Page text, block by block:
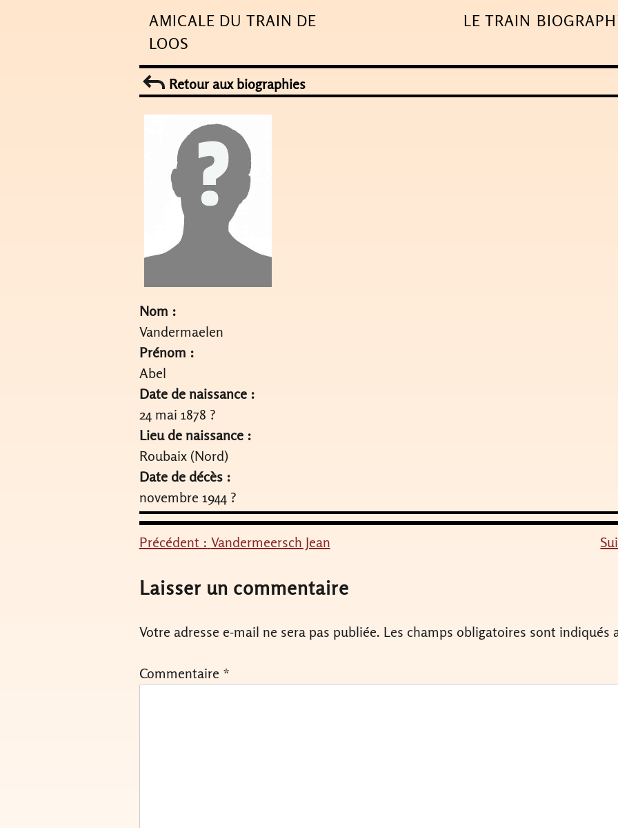
to
content
AMICALE DU TRAIN DE
LOOS
LE TRAIN
Retour aux biographies
Nom :
Vandermaelen
Prénom :
Abel
Date de naissance :
24 mai 1878 ?
Lieu de naissance :
Roubaix (Nord)
Date de décès :
novembre 1944 ?
Navigation
de
Précédent : Vandermeersch Jean
Laisser un commentaire
Votre adresse e-mail ne sera pas publiée. Les champs obligatoires sont indiqués
Commentaire *